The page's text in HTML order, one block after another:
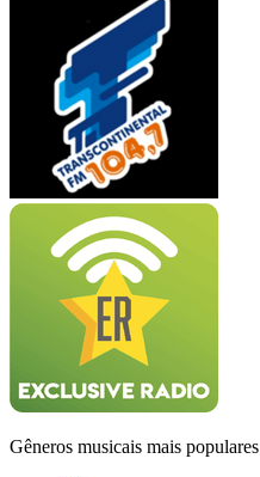
Gêneros musicais mais populares